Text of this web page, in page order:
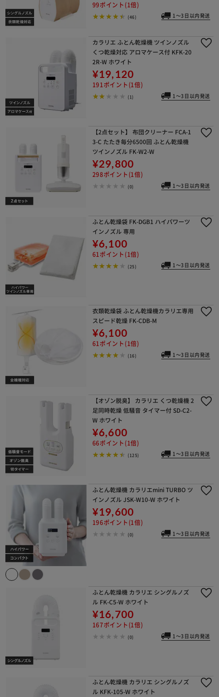
99ポイント(1倍)
(46) 1～3日以内発送
カラリエ ふとん乾燥機 ツインノズル
くつ乾燥対応 アロマケース付 KFK-20
2R-W ホワイト
¥19,120
191ポイント(1倍)
(1) 1～3日以内発送
【2点セット】 布団クリーナー FCA-1
3-C たたき毎分6500回 ふとん乾燥機
ツインノズル FK-W2-W
¥29,800
298ポイント(1倍)
(0) 1～3日以内発送
ふとん乾燥袋 FK-DGB1 ハイパワーツ
インノズル 専用
¥6,100
61ポイント(1倍)
(25) 1～3日以内発送
衣類乾燥袋 ふとん乾燥機カラリエ専用
スピード乾燥 FK-CDB-M
¥6,100
61ポイント(1倍)
(16) 1～3日以内発送
【オゾン脱臭】 カラリエ くつ乾燥機 2
足同時乾燥 低騒音 タイマー付 SD-C2-
W ホワイト
¥6,600
66ポイント(1倍)
(125) 1～3日以内発送
ふとん乾燥機 カラリエmini TURBO ツ
インノズル JSK-W10-W ホワイト
¥19,600
196ポイント(1倍)
(0) 1～3日以内発送
ふとん乾燥機 カラリエ シングルノズ
ル FK-C5-W ホワイト
¥16,700
167ポイント(1倍)
(0) 1～3日以内発送
ふとん乾燥機 カラリエ シングルノズ
ル KFK-105-W ホワイト